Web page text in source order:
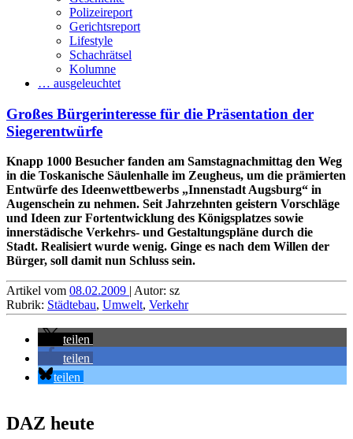
Polizeireport
Gerichtsreport
Lifestyle
Schachrätsel
Kolumne
… ausgeleuchtet
Großes Bürgerinteresse für die Präsentation der
Siegerentwürfe
Knapp 1000 Besucher fanden am Samstagnachmittag den Weg
in die Toskanische Säulenhalle im Zeugheus, um die prämierten
Entwürfe des Ideenwettbewerbs „Innenstadt Augsburg“ in
Augenschein zu nehmen. Seit Jahrzehnten geistern Vorschläge
und Ideen zur Fortentwicklung des Königsplatzes sowie
innerstädische Verkehrs- und Gestaltungspläne durch die
Stadt. Realisiert wurde wenig. Ginge es nach dem Willen der
Bürger, soll damit nun Schluss sein.
Artikel vom 08.02.2009 | Autor: sz
Rubrik: Städtebau, Umwelt, Verkehr
teilen
teilen
teilen
DAZ heute